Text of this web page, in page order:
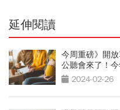
延伸閱讀
今周重磅》開
公聽會來了！
3？2024-02-26